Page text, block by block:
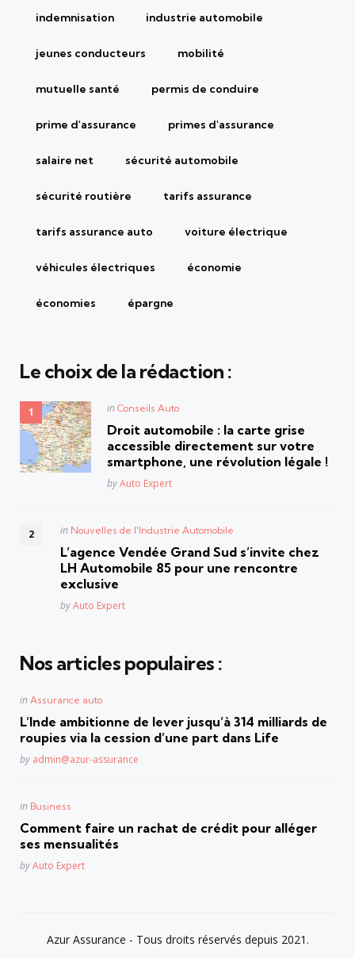
indemnisation industrie automobile
jeunes conducteurs mobilité
mutuelle santé permis de conduire
prime d'assurance primes d'assurance
salaire net sécurité automobile
sécurité routière tarifs assurance
tarifs assurance auto voiture électrique
véhicules électriques économie
économies épargne
Le choix de la rédaction :
Posted
in Conseils Auto
Droit automobile : la carte grise
accessible directement sur votre
smartphone, une révolution légale !
Posted
byAuto Expert
Posted
in Nouvelles de l'Industrie Automobile
L’agence Vendée Grand Sud s’invite chez
LH Automobile 85 pour une rencontre
exclusive
Posted
byAuto Expert
Nos articles populaires :
Posted
in Assurance auto
L’Inde ambitionne de lever jusqu’à 314 milliards de
roupies via la cession d’une part dans Life
Posted
by admin@azur-assurance
Posted
in Business
Comment faire un rachat de crédit pour alléger
ses mensualités
Posted
byAuto Expert
Azur Assurance - Tous droits réservés depuis 2021.